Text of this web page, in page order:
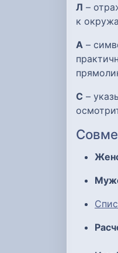
Л –
к
А –
С –